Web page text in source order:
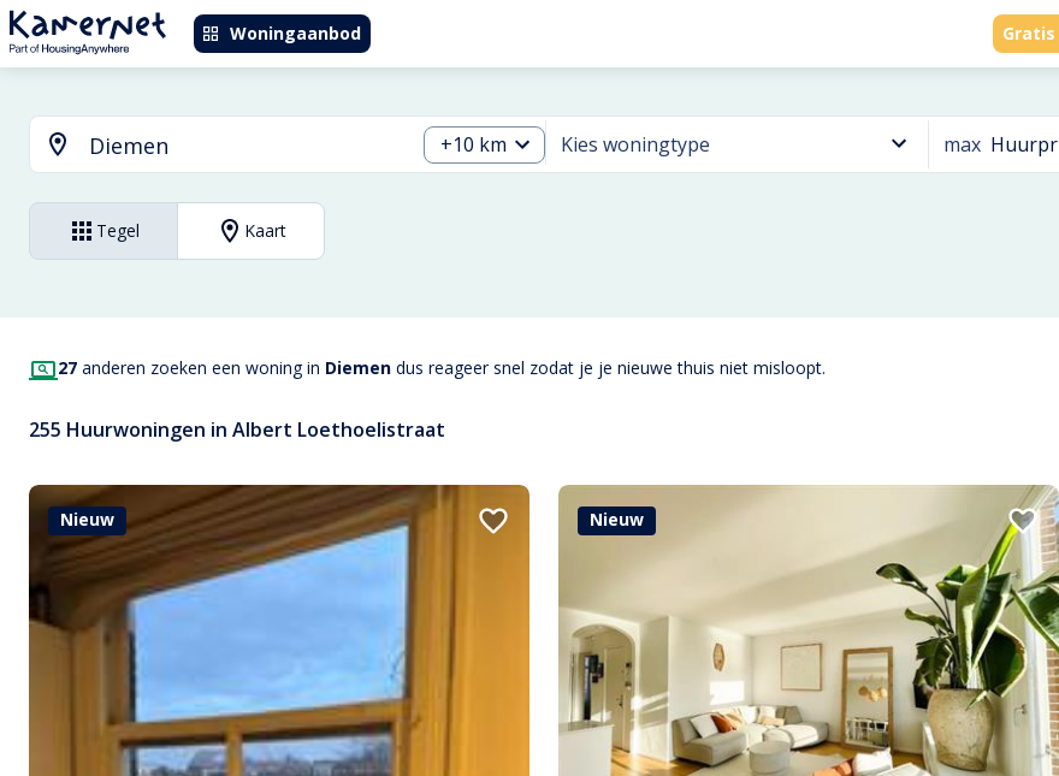
Woningaanbod
+10 km Kies woningtype max
Tegel Kaart
27 anderen zoeken een woning in Diemen dus reageer snel zodat je je nieuwe thuis niet misloopt.
255 Huurwoningen in Albert Loethoelistraat
Nieuw Nieuw